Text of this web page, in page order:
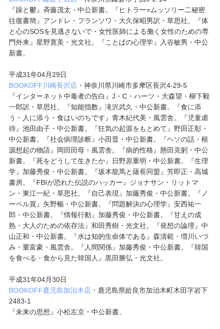
『躁と鬱』斉藤茂太・中公新書。『ヒトラー=ムッソリー二秘密
往復書簡』アンドレ・フランソワ・大久保昭男訳・草思社。『体
と心のSOSを見逃さないで・女性医師による働く女性のための専
門外来』星野寛美・光文社。『ことばの心理学』入谷敏男・中公
新書。
平成31年04月29日
BOOKOFF川崎長沢店・神奈川県川崎市多摩区長沢4-29-5
『インターネット中毒者の告白』J・C・ハーツ・大森望・柳下毅
一郎訳・草思社。『知能指数』滝沢武久・中公新書。『食に添
う・人に添う・食はいのちです』青木紀代美・風雲舎。『児童虐
待』池田由子・中公新書。『狂気の起源をもとめて』野田正彰・
中公新書。『社会病理診断』小田晋・中公新書。『ヘソの話・根
源想起の物語』岡田田母・風雲舎。『病的性格』懸田克躬・中公
新書。『死をどうして生きたか』日野原重明・中公新書。『生理
学』加藤秀俊・中公新書。『坂本龍馬と薩長同盟』芳即正・高城
書房。『FBIが恐れた伝説のハッカー』ジョナサン・リットマ
ン・東江一紀・草思社。『自己表現』加藤秀俊・中公新書。『ノ
ーベル賞』矢野暢・中公新書。『問題解決の心理学』安西祐一
郎・中公新書。『情報行動』加藤秀俊・中公新書。『甘えの成
熟・大人のための依存法』和田秀樹・光文社。『発想の論理』中
山正和・中公新書。『水は知的生命体である』森清範・増川いづ
み・重富豪・風雲舎。『人間関係』加藤秀俊・中公新書。『韓国
を食べる・食から見た韓国人』黒田勝弘・光文社。
平成31年04月30日
BOOKOFF鹿児島加治木店・鹿児島県姶良市加治木町木田字岩下
2483-1
『未来の思想』小松左京・中公新書。